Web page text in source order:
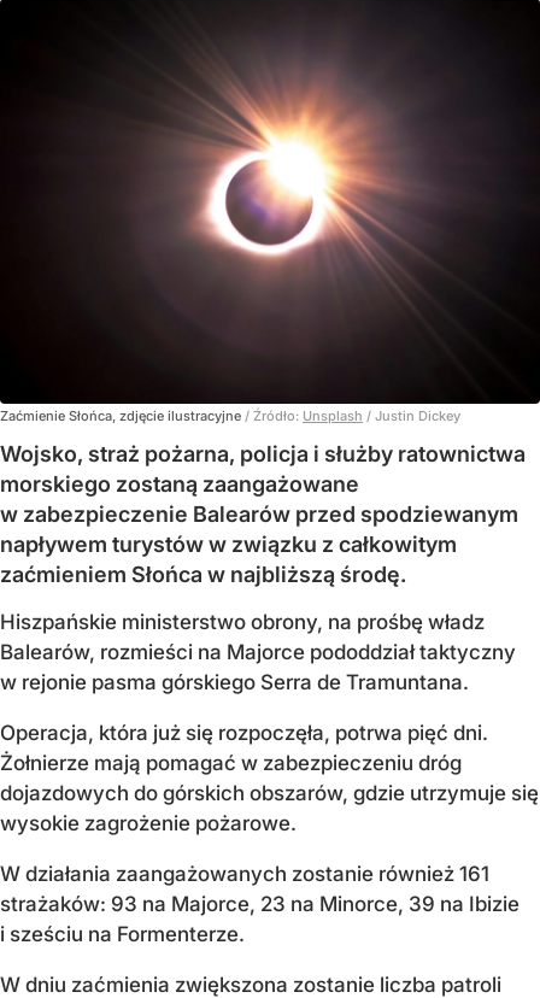
Zaćmienie Słońca, zdjęcie ilustracyjne / Źródło: Unsplash / Justin Dickey
Wojsko, straż pożarna, policja i służby ratownictwa
morskiego zostaną zaangażowane
w zabezpieczenie Balearów przed spodziewanym
napływem turystów w związku z całkowitym
zaćmieniem Słońca w najbliższą środę.
Hiszpańskie ministerstwo obrony, na prośbę władz
Balearów, rozmieści na Majorce pododdział taktyczny
w rejonie pasma górskiego Serra de Tramuntana.
Operacja, która już się rozpoczęła, potrwa pięć dni.
Żołnierze mają pomagać w zabezpieczeniu dróg
dojazdowych do górskich obszarów, gdzie utrzymuje się
wysokie zagrożenie pożarowe.
W działania zaangażowanych zostanie również 161
strażaków: 93 na Majorce, 23 na Minorce, 39 na Ibizie
i sześciu na Formenterze.
W dniu zaćmienia zwiększona zostanie liczba patroli